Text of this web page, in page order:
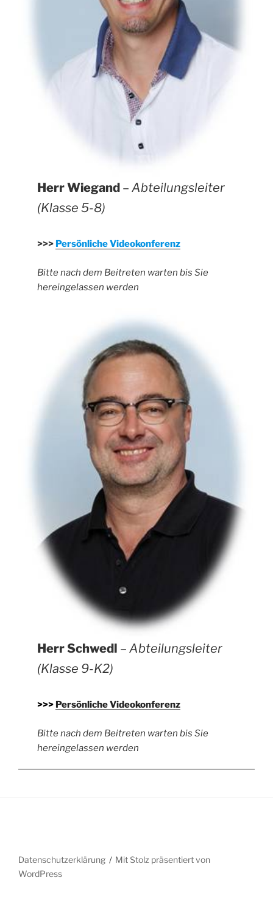
Herr Wiegand –Abteilungsleiter
(Klasse 5-8)
>>> Persönliche Videokonferenz
Bitte nach dem Beitreten warten bis Sie
hereingelassen werden
Herr Schwedl –Abteilungsleiter
(Klasse 9-K2)
>>> Persönliche Videokonferenz
Bitte nach dem Beitreten warten bis Sie
hereingelassen werden
Datenschutzerklärung
Mit Stolz präsentiert von
WordPress